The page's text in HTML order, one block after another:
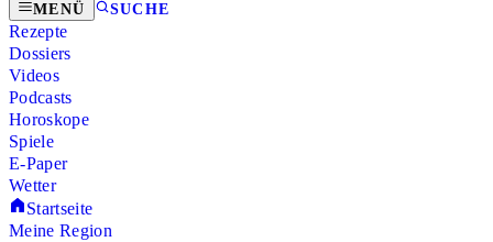
MENÜ SUCHE
Rezepte
Dossiers
Videos
Podcasts
Horoskope
Spiele
E-Paper
Wetter
Startseite
Meine Region